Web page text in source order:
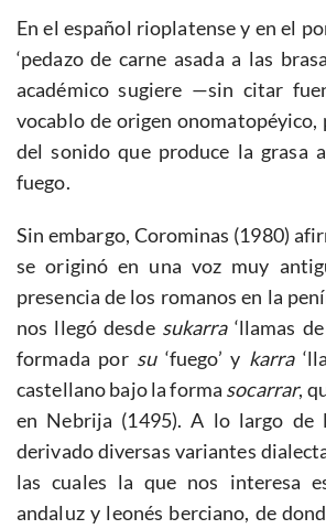
En el español rioplatense y en el
‘pedazo de carne asada a las
académico sugiere —sin citar
vocablo de origen
del sonido que produce la grasa
fuego.
Sin embargo, Corominas (1980)
se originó en una voz muy
presencia de los romanos en la
nos llegó desde sukarra‘llamas de
formada por su‘fuego’ y karra
castellano bajo la forma socarrar,
en Nebrija (1495). A lo largo de
derivado diversas variantes
las cuales la que nos interesa
andaluz y leonés berciano, de